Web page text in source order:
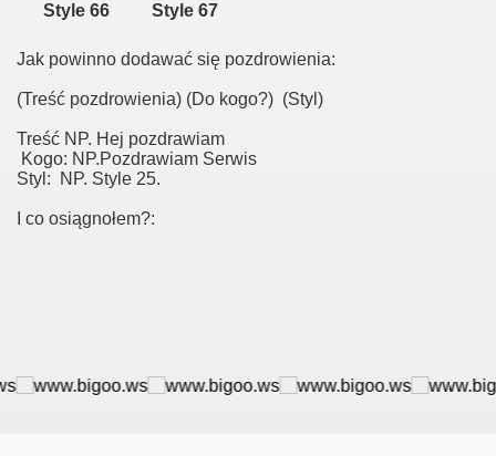
Style 66 Style 67
Jak powinno dodawać się pozdrowienia:
(Treść pozdrowienia) (Do kogo?) (Styl)
Treść NP. Hej pozdrawiam
Kogo: NP.Pozdrawiam Serwis
Styl: NP. Style 25.
I co osiągnołem?: